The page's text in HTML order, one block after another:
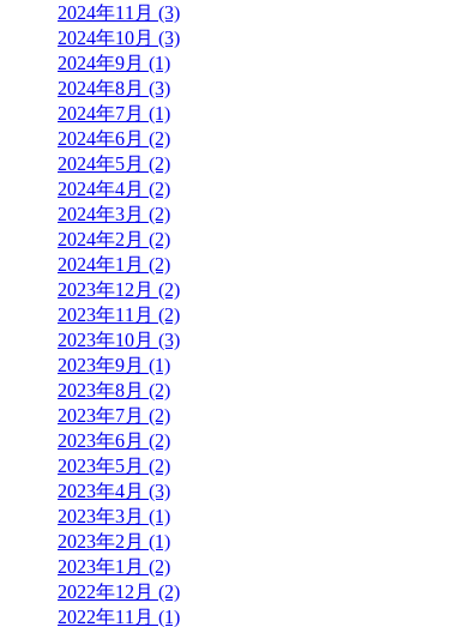
2024年11月 (3)
2024年10月 (3)
2024年9月 (1)
2024年8月 (3)
2024年7月 (1)
2024年6月 (2)
2024年5月 (2)
2024年4月 (2)
2024年3月 (2)
2024年2月 (2)
2024年1月 (2)
2023年12月 (2)
2023年11月 (2)
2023年10月 (3)
2023年9月 (1)
2023年8月 (2)
2023年7月 (2)
2023年6月 (2)
2023年5月 (2)
2023年4月 (3)
2023年3月 (1)
2023年2月 (1)
2023年1月 (2)
2022年12月 (2)
2022年11月 (1)